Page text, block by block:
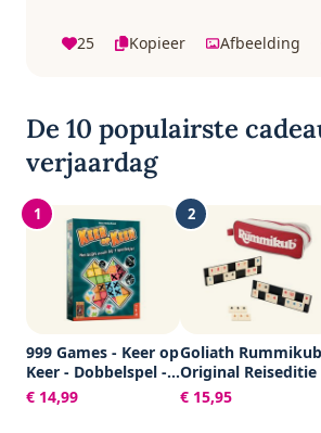
25 Kopieer Afbeelding
De 10 populairste
verjaardag
1
999 Games - Keer op
Keer - Dobbelspel -
Hét dobbelspel voor
het hele gezin -
€ 14,99
2
Goliath Rummikub
Original Reiseditie
Bordspel - Inclusief
Tasje
€ 15,95